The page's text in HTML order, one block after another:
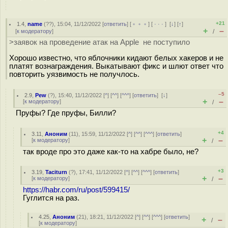
1.4 ,name (??), 15:04, 11/12/2022 [ответить] [ ﹢﹢﹢] [ · · ·][↓] [↑]
[к модератору]
+21
+ / –
>заявок на проведение атак на Apple не поступило
Хорошо известно, что яблочники кидают белых хакеров и не
платят вознаграждения. Выкатывают фикс и шлют ответ что
повторить уязвимость не получлось.
2.9 ,Pew (?), 15:40, 11/12/2022 [^] [^^] [^^^] [ответить][↓]
[к модератору]
–5
+ / –
Пруфы? Где пруфы, Билли?
3.11 ,Аноним (11), 15:59, 11/12/2022 [^] [^^] [^^^] [ответить]
[к модератору]
+4
+ / –
так вроде про это даже как-то на хабре было, не?
3.19 ,Taciturn (?), 17:41, 11/12/2022 [^] [^^] [^^^] [ответить]
[к модератору]
+3
+ / –
https://habr.com/ru/post/599415/
Гуглится на раз.
4.25 ,Аноним (21), 18:21, 11/12/2022 [^] [^^] [^^^] [ответить]
[к модератору] + / –